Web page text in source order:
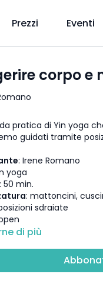
Prezzi Eventi
corpo e
pratica di Yin yoga
guidati tramite
: Irene Romano
yoga
: 50 min.
: mattoncini,
sdraiate
di più